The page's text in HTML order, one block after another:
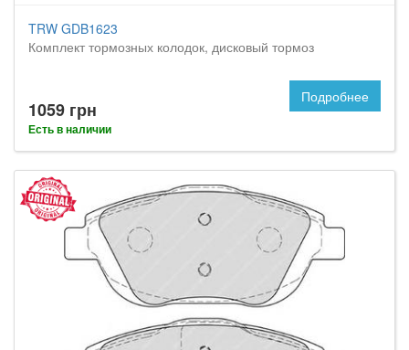
TRW GDB1623
Комплект тормозных колодок, дисковый тормоз
1059 грн
Есть в наличии
Подробнее